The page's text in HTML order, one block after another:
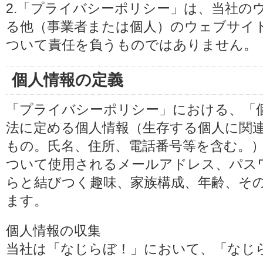
2.「プライバシーポリシー」は、当社の
る他（事業者または個人）のウェブサイ
ついて責任を負うものではありません。
個人情報の定義
「プライバシーポリシー」における、
法に定める個人情報（生存する個人に関
もの。氏名、住所、電話番号等を含む。
ついて使用されるメールアドレス、パ
らと結びつく趣味、家族構成、年齢、そ
ます。
個人情報の収集
当社は「なじらぼ！」において、「な